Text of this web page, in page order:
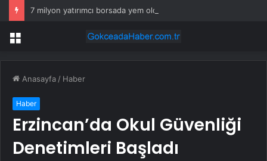
7 milyon yatırımcı borsada yem oldu
Menü
Anasayfa / Haber
Haber
Erzincan’da Okul Güvenliği
Denetimleri Başladı